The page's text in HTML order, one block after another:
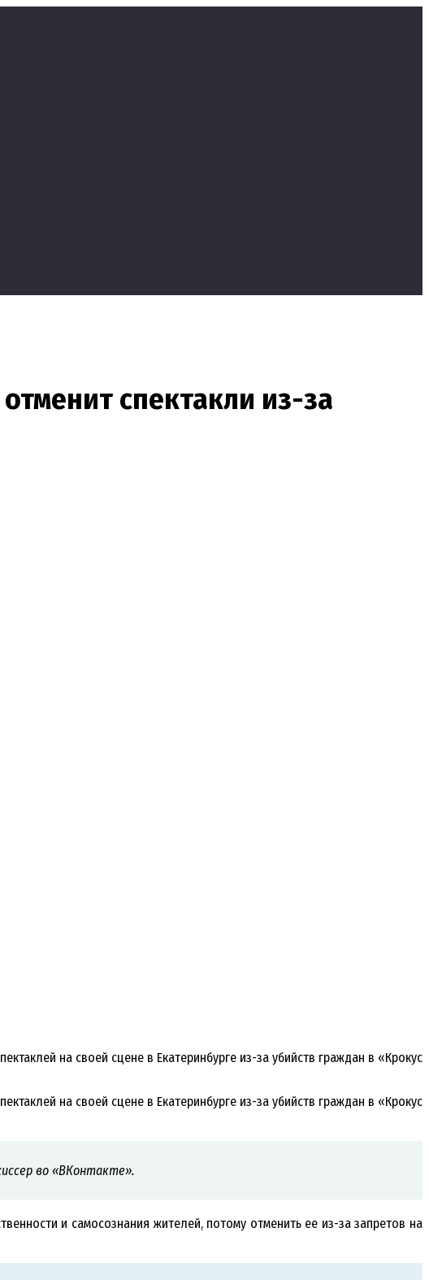
спектакли из-за
на своей сцене в Екатеринбурге из-за убийств граждан в «Крокус
на своей сцене в Екатеринбурге из-за убийств граждан в «Крокус
во «ВКонтакте».
и самосознания жителей, потому отменить ее из-за запретов на